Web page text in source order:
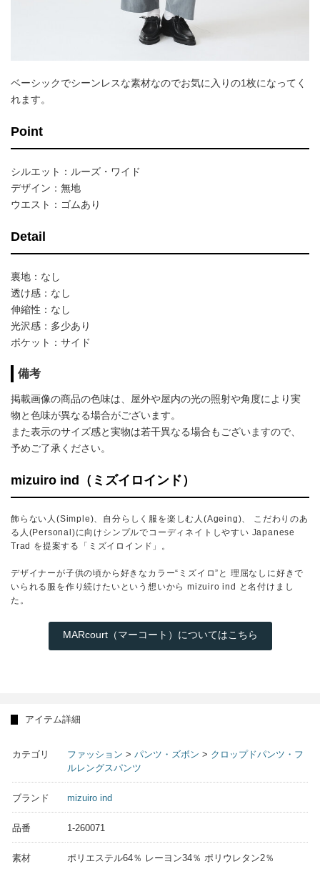
ベーシックでシーンレスな素材なのでお気に入りの1枚になってく
れます。
Point
シルエット：ルーズ・ワイド
デザイン：無地
ウエスト：ゴムあり
Detail
裏地：なし
透け感：なし
伸縮性：なし
光沢感：多少あり
ポケット：サイド
備考
掲載画像の商品の色味は、屋外や屋内の光の照射や角度により実
物と色味が異なる場合がございます。
また表示のサイズ感と実物は若干異なる場合もございますので、
予めご了承ください。
mizuiro ind（ミズイロインド）
飾らない人(Simple)、自分らしく服を楽しむ人(Ageing)、 こだわりのあ
る人(Personal)に向けシンプルでコーディネイトしやすい Japanese
Trad を提案する「ミズイロインド」。
デザイナーが子供の頃から好きなカラー“ミズイロ”と 理屈なしに好きで
いられる服を作り続けたいという想いから mizuiro ind と名付けまし
た。
MARcourt（マーコート）についてはこちら
アイテム詳細
カテゴリ ファッション > パンツ・ズボン > クロップドパンツ・フ
ルレングスパンツ
ブランド mizuiro ind
品番 1-260071
素材 ポリエステル64％ レーヨン34％ ポリウレタン2％